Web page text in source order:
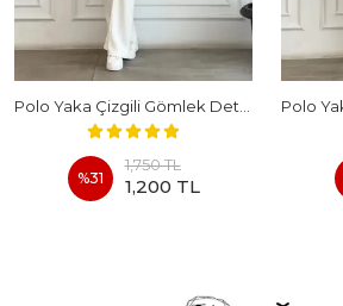
%31
1,750 TL
1,200 TL